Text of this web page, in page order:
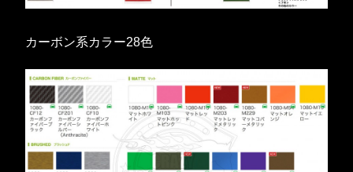
カーボン系カラー28色